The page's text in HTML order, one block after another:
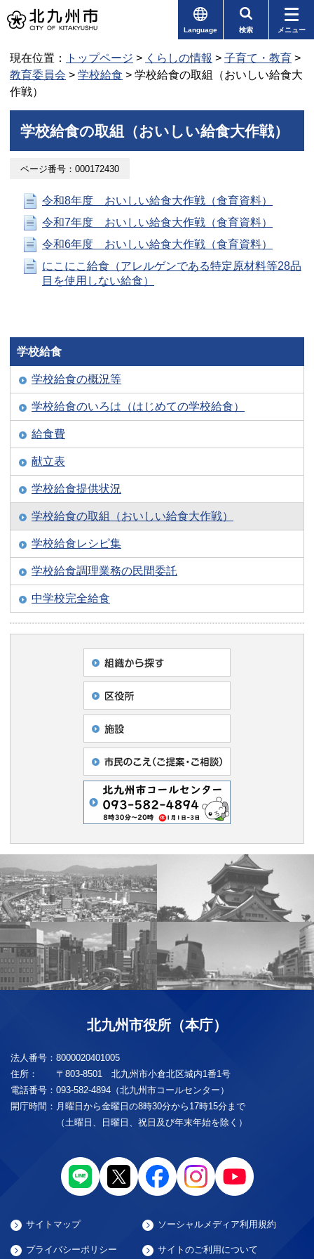
Language 検索 メニュー
現在位置： トップページ > くらしの情報 > 子育て・教育 >
教育委員会 > 学校給食 > 学校給食の取組（おいしい給食大
作戦）
学校給食の取組（おいしい給食大作戦）
ページ番号：000172430
令和8年度 おいしい給食大作戦（食育資料）
令和7年度 おいしい給食大作戦（食育資料）
令和6年度 おいしい給食大作戦（食育資料）
にこにこ給食（アレルゲンである特定原材料等28品
目を使用しない給食）
学校給食
学校給食の概況等
学校給食のいろは（はじめての学校給食）
給食費
献立表
学校給食提供状況
学校給食の取組（おいしい給食大作戦）
学校給食レシピ集
学校給食調理業務の民間委託
中学校完全給食
北九州市役所（本庁）
法人番号： 8000020401005
住所：
〒803-8501 北九州市小倉北区城内1番1号
電話番号： 093-582-4894（北九州市コールセンター）
開庁時間： 月曜日から金曜日の8時30分から17時15分まで
（土曜日、日曜日、祝日及び年末年始を除く）
サイトマップ ソーシャルメディア利用規約
プライバシーポリシー サイトのご利用について